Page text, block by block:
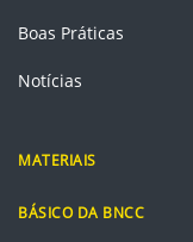
Boas Práticas
Notícias
MATERIAIS
BÁSICO DA BNCC